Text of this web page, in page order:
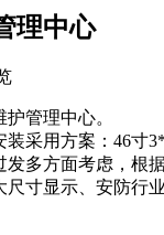
理中心
护管理中心。
装采用方案：46寸
发多方面考虑，根
尺寸显示、安防行